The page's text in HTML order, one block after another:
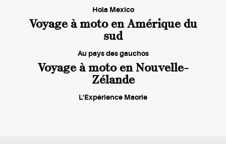
Hola Mexico
Voyage à moto en Amérique du
sud
Au pays des gauchos
Voyage à moto en Nouvelle-
Zélande
L'Expérience Maorie